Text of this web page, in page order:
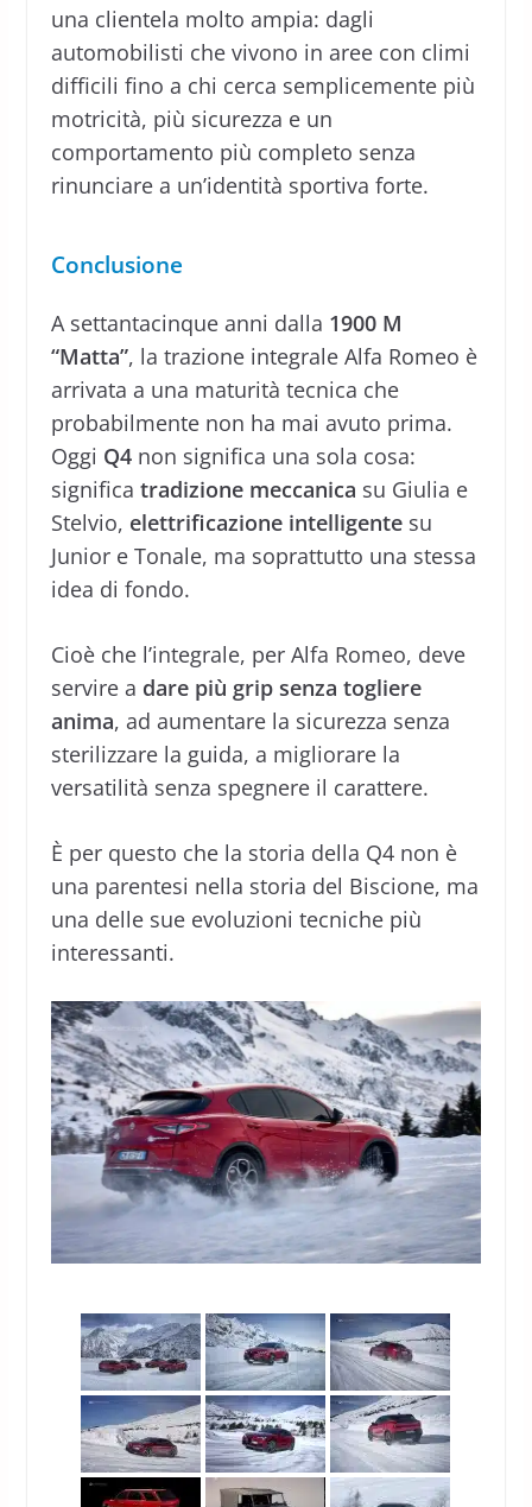
una clientela molto ampia: dagli
automobilisti che vivono in aree con climi
difficili fino a chi cerca semplicemente più
motricità, più sicurezza e un
comportamento più completo senza
rinunciare a un’identità sportiva forte.
Conclusione
A settantacinque anni dalla 1900 M
“Matta”, la trazione integrale Alfa Romeo è
arrivata a una maturità tecnica che
probabilmente non ha mai avuto prima.
Oggi Q4non significa una sola cosa:
significa tradizione meccanica su Giulia e
Stelvio, elettrificazione intelligentesu
Junior e Tonale, ma soprattutto una stessa
idea di fondo.
Cioè che l’integrale, per Alfa Romeo, deve
servire a dare più grip senza togliere
anima, ad aumentare la sicurezza senza
sterilizzare la guida, a migliorare la
versatilità senza spegnere il carattere.
È per questo che la storia della Q4 non è
una parentesi nella storia del Biscione, ma
una delle sue evoluzioni tecniche più
interessanti.